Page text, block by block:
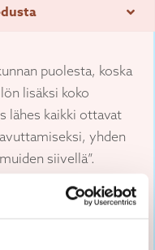
puolesta, koska
lisäksi koko
lähes kaikki ottavat
yhden
siivellä”.
muiden
ei tarvitse kokea